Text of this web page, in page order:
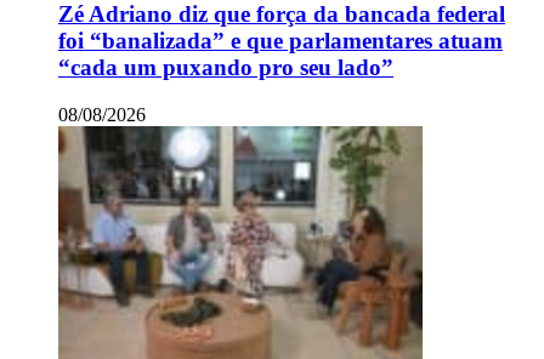
Zé Adriano diz que força da bancada federal
foi “banalizada” e que parlamentares atuam
“cada um puxando pro seu lado”
08/08/2026